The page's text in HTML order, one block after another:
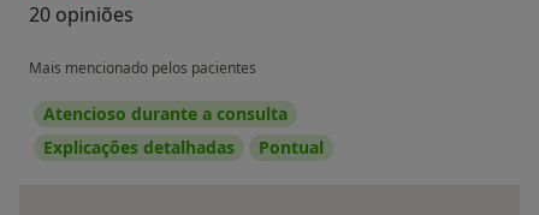
20 opiniões
Mais mencionado pelos pacientes
Atencioso durante a consulta
Explicações detalhadas
Pontual